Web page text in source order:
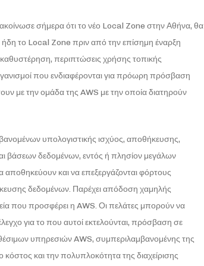
σήμερα ότι το νέο Local Zone στην Αθήνα, θα
ήδη το Local Zone πριν από την επίσημη έναρξη
περιπτώσεις χρήσης τοπικής
που ενδιαφέρονται για πρόωρη πρόσβαση
με την ομάδα της AWS με την οποία διατηρούν
υπολογιστικής ισχύος, αποθήκευσης,
βάσεων δεδομένων, εντός ή πλησίον μεγάλων
και να επεξεργάζονται φόρτους
δεδομένων. Παρέχει απόδοση χαμηλής
που προσφέρει η AWS. Οι πελάτες μπορούν να
για το που αυτοί εκτελούνται, πρόσβαση σε
υπηρεσιών AWS, συμπεριλαμβανομένης της
και την πολυπλοκότητα της διαχείρισης